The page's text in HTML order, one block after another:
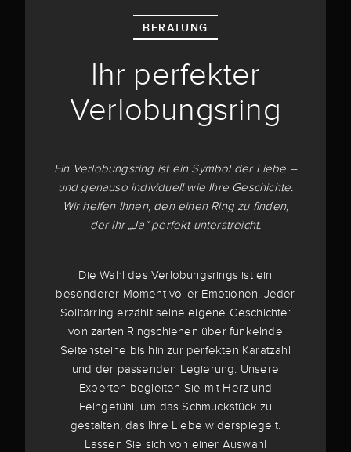
BERATUNG
Ihr perfekter
Verlobungsring
Ein Verlobungsring ist ein Symbol der Liebe –
und genauso individuell wie Ihre Geschichte.
Wir helfen Ihnen, den einen Ring zu finden,
der Ihr „Ja“ perfekt unterstreicht.
Die Wahl des Verlobungsrings ist ein
besonderer Moment voller Emotionen. Jeder
Solitärring erzählt seine eigene Geschichte:
von zarten Ringschienen über funkelnde
Seitensteine bis hin zur perfekten Karatzahl
und der passenden Legierung. Unsere
Experten begleiten Sie mit Herz und
Feingefühl, um das Schmuckstück zu
gestalten, das Ihre Liebe widerspiegelt.
Lassen Sie sich von einer Auswahl